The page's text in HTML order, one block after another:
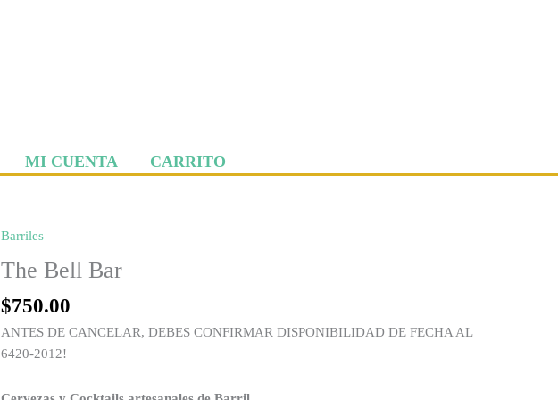
MI CUENTA CARRITO
Barriles
The Bell Bar
$750.00
ANTES DE CANCELAR, DEBES CONFIRMAR DISPONIBILIDAD DE FECHA AL
6420-2012!
The
Bell
Bar
cantidad